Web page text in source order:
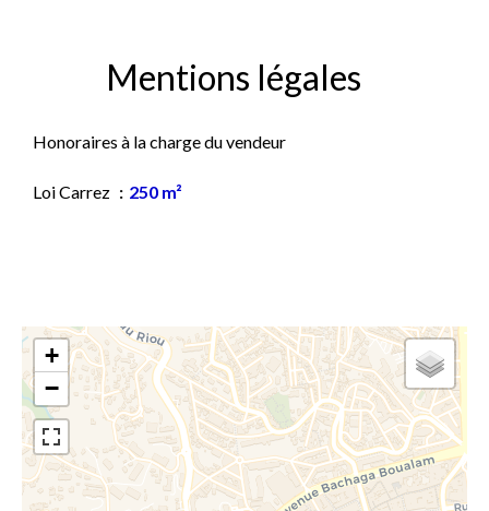
Mentions légales
Honoraires à la charge du vendeur
Loi Carrez 250 m²
+
−